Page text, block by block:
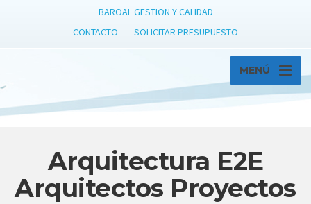
BAROAL GESTION Y CALIDAD
CONTACTO
SOLICITAR PRESUPUESTO
MENÚ
Arquitectura E2E
Arquitectos Proyectos